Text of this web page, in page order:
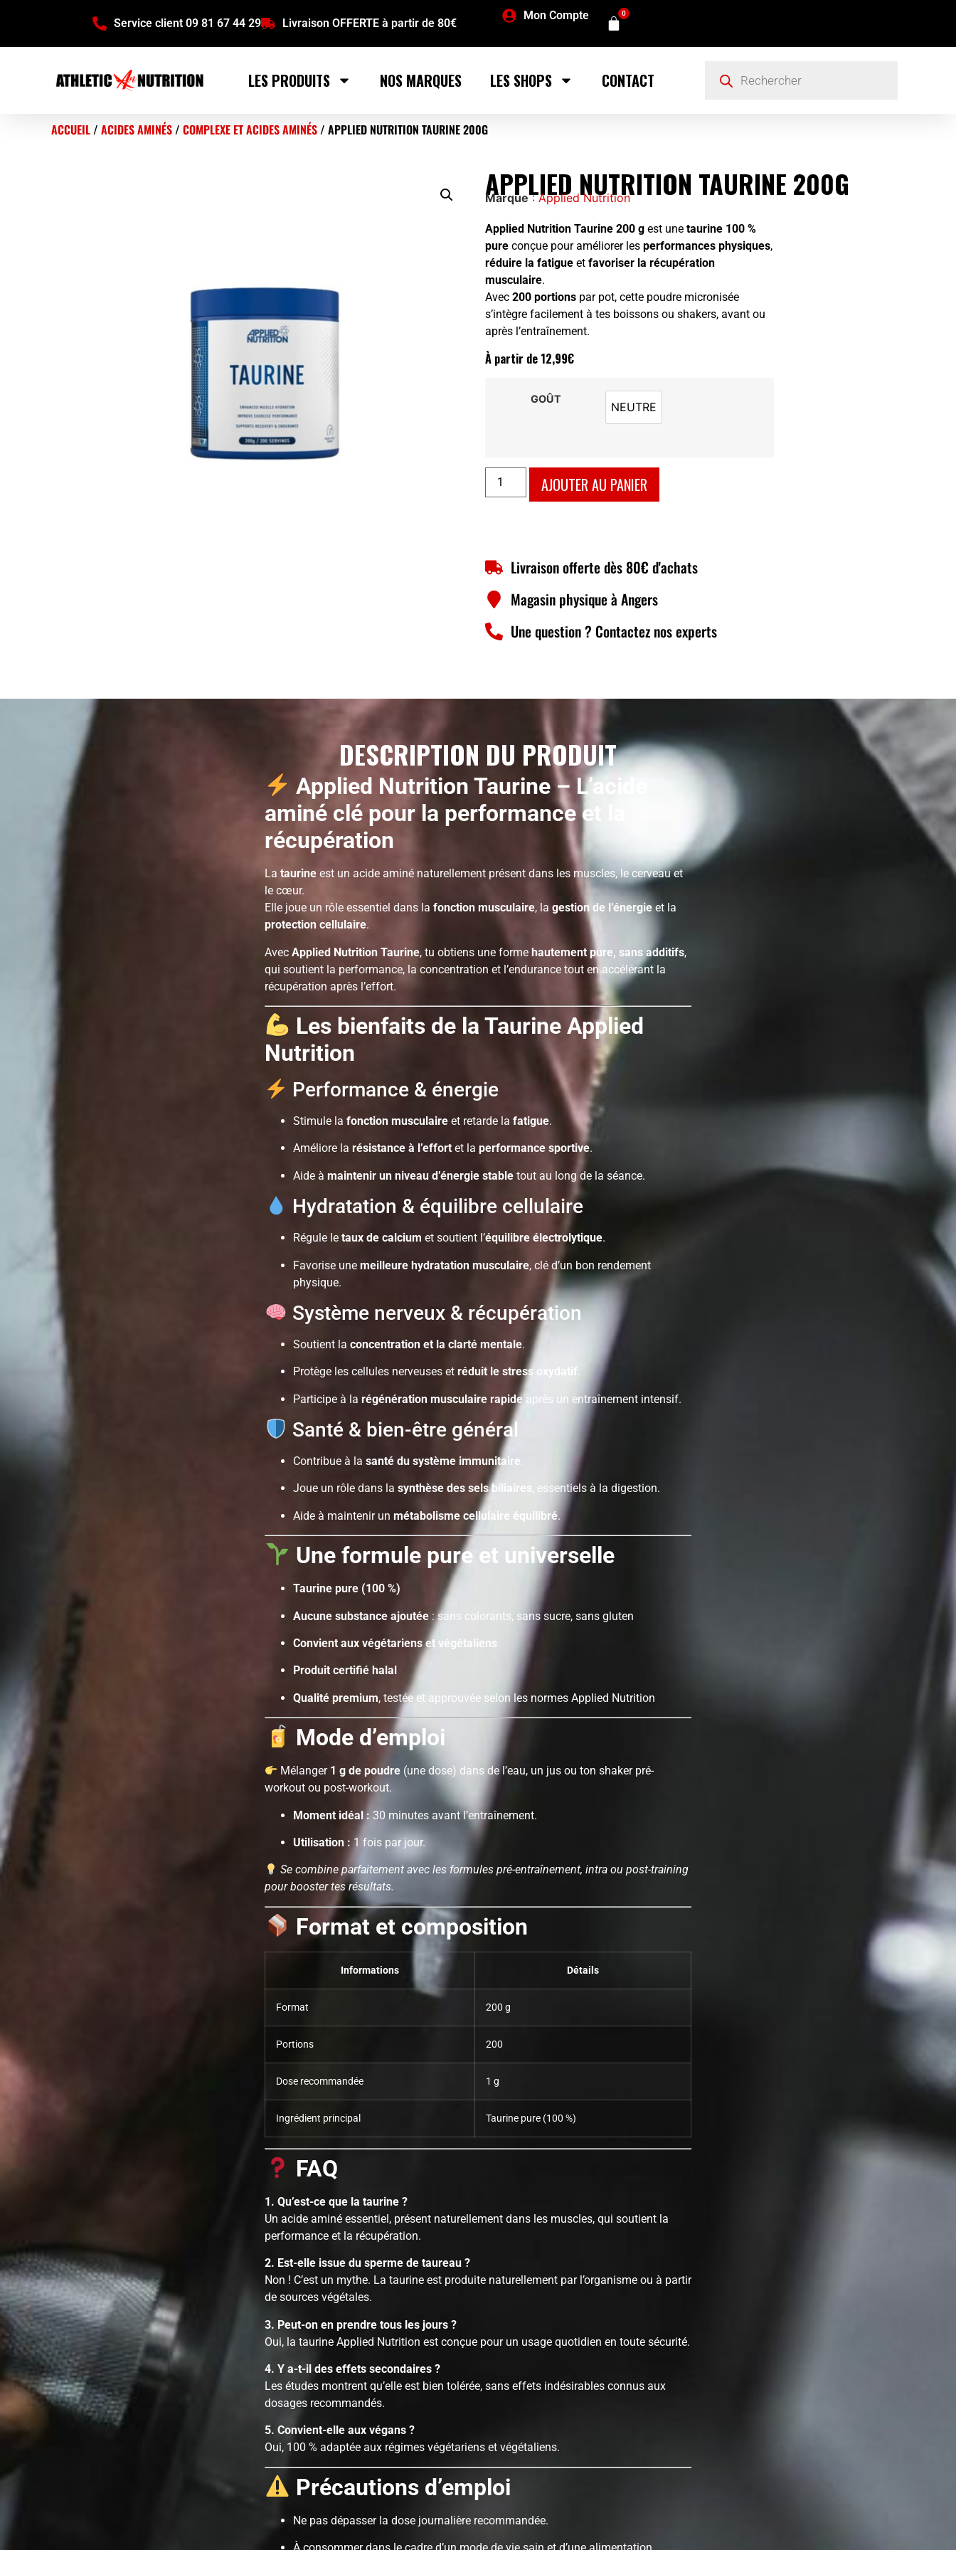
Service client 09 81 67 44 29 Livraison OFFERTE à partir de 80€
Mon Compte 0
LES PRODUITS NOS MARQUES LES SHOPS CONTACT
ACCUEIL/ ACIDES AMINÉS/ COMPLEXE ET ACIDES AMINÉS/ APPLIED NUTRITION TAURINE 200G
APPLIED NUTRITION TAURINE 200G
Marque:Applied Nutrition
Applied Nutrition Taurine 200 g est une taurine 100 %
pure conçue pour améliorer les performances physiques,
réduire la fatigue et favoriser la récupération
musculaire.
Avec 200 portions par pot, cette poudre micronisée
s’intègre facilement à tes boissons ou shakers, avant ou
après l’entraînement.
À partir de 12,99€
GOÛT
NEUTRE
AJOUTER AU PANIER
Livraison offerte dès 80€ d'achats
Magasin physique à Angers
Une question ? Contactez nos experts
DESCRIPTION DU PRODUIT
Applied Nutrition Taurine – L’acide
aminé clé pour la performance et la
récupération
La taurine est un acide aminé naturellement présent dans les muscles, le cerveau et
le cœur.
Elle joue un rôle essentiel dans la fonction musculaire, la gestion de l’énergie et la
protection cellulaire.
Avec Applied Nutrition Taurine, tu obtiens une forme hautement pure, sans additifs,
qui soutient la performance, la concentration et l’endurance tout en accélérant la
récupération après l’effort.
Les bienfaits de la Taurine Applied
Nutrition
Performance & énergie
Stimule la fonction musculaire et retarde la fatigue.
Améliore la résistance à l’effort et la performance sportive.
Aide à maintenir un niveau d’énergie stable tout au long de la séance.
Hydratation & équilibre cellulaire
Régule le taux de calcium et soutient l’équilibre électrolytique.
Favorise une meilleure hydratation musculaire, clé d’un bon rendement
physique.
Système nerveux & récupération
Soutient la concentration et la clarté mentale.
Protège les cellules nerveuses et réduit le stress oxydatif.
Participe à la régénération musculaire rapide après un entraînement intensif.
Santé & bien-être général
Contribue à la santé du système immunitaire.
Joue un rôle dans la synthèse des sels biliaires, essentiels à la digestion.
Aide à maintenir un métabolisme cellulaire équilibré.
Une formule pure et universelle
Taurine pure (100 %)
Aucune substance ajoutée : sans colorants, sans sucre, sans gluten
Convient aux végétariens et végétaliens
Produit certifié halal
Qualité premium, testée et approuvée selon les normes Applied Nutrition
Mode d’emploi
Mélanger 1 g de poudre (une dose) dans de l’eau, un jus ou ton shaker pré-
workout ou post-workout.
Moment idéal : 30 minutes avant l’entraînement.
Utilisation : 1 fois par jour.
Se combine parfaitement avec les formules pré-entraînement, intra ou post-training
pour booster tes résultats.
Format et composition
Informations Détails
Format 200 g
Portions 200
Dose recommandée 1 g
Ingrédient principal Taurine pure (100 %)
FAQ
1. Qu’est-ce que la taurine ?
Un acide aminé essentiel, présent naturellement dans les muscles, qui soutient la
performance et la récupération.
2. Est-elle issue du sperme de taureau ?
Non ! C’est un mythe. La taurine est produite naturellement par l’organisme ou à partir
de sources végétales.
3. Peut-on en prendre tous les jours ?
Oui, la taurine Applied Nutrition est conçue pour un usage quotidien en toute sécurité.
4. Y a-t-il des effets secondaires ?
Les études montrent qu’elle est bien tolérée, sans effets indésirables connus aux
dosages recommandés.
5. Convient-elle aux végans ?
Oui, 100 % adaptée aux régimes végétariens et végétaliens.
Précautions d’emploi
Ne pas dépasser la dose journalière recommandée.